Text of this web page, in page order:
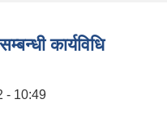
कार्यविधि
- 10:49